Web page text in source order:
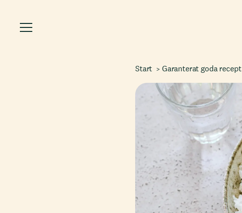
Start Garanterat goda recept